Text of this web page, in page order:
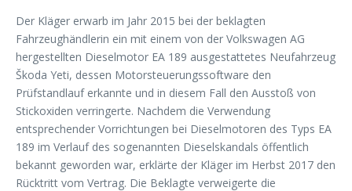
Der Kläger erwarb im Jahr 2015 bei der beklagten
Fahrzeughändlerin ein mit einem von der Volkswagen AG
hergestellten Dieselmotor EA 189 ausgestattetes Neufahrzeug
Škoda Yeti, dessen Motorsteuerungssoftware den
Prüfstandlauf erkannte und in diesem Fall den Ausstoß von
Stickoxiden verringerte. Nachdem die Verwendung
entsprechender Vorrichtungen bei Dieselmotoren des Typs EA
189 im Verlauf des sogenannten Dieselskandals öffentlich
bekannt geworden war, erklärte der Kläger im Herbst 2017 den
Rücktritt vom Vertrag. Die Beklagte verweigerte die